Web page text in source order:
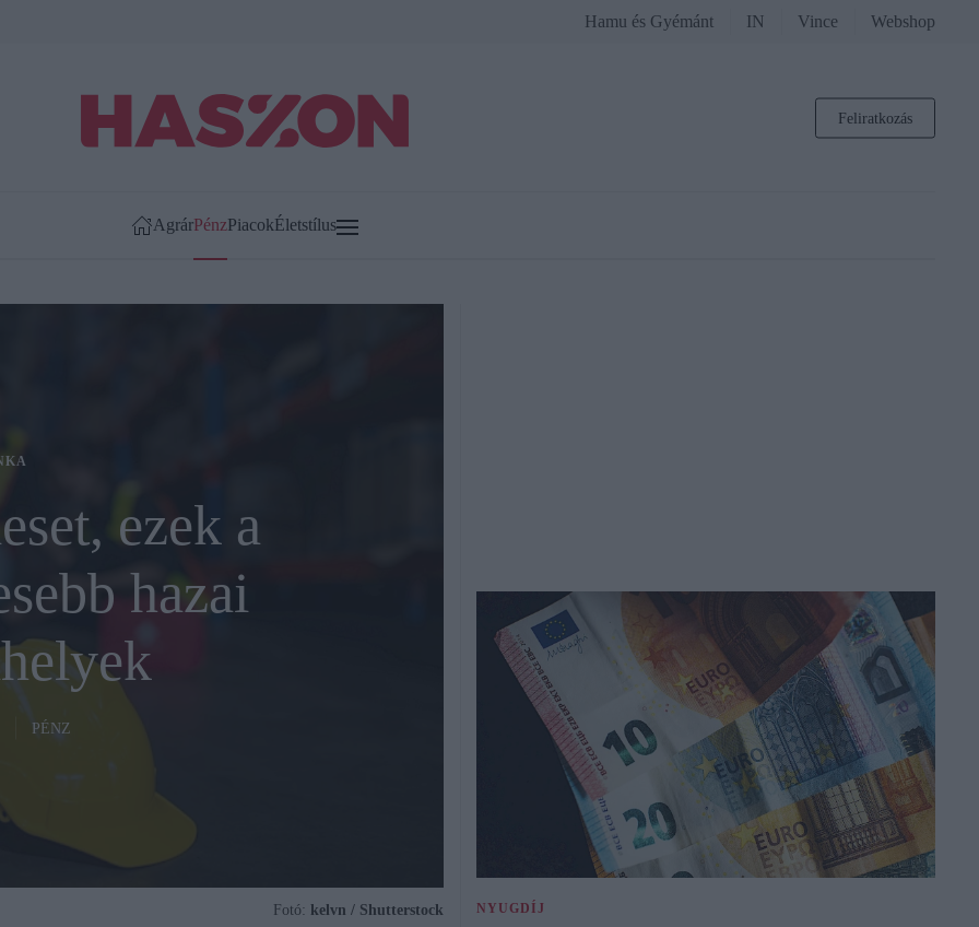
Hamu és Gyémánt IN Vince Webshop
Feliratkozás
AgrárPénzPiacokÉletstílus
ezek a
hazai
PÉNZ
Fotó: kelvn / Shutterstock NYUGDÍJ